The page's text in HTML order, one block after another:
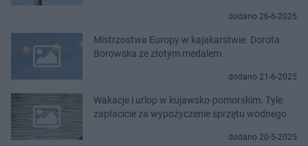
dodano 26-6-2025
Mistrzostwa Europy w kajakarstwie. Dorota
Borowska ze złotym medalem
dodano 21-6-2025
Wakacje i urlop w kujawsko-pomorskim. Tyle
zapłacicie za wypożyczenie sprzętu wodnego
dodano 20-5-2025